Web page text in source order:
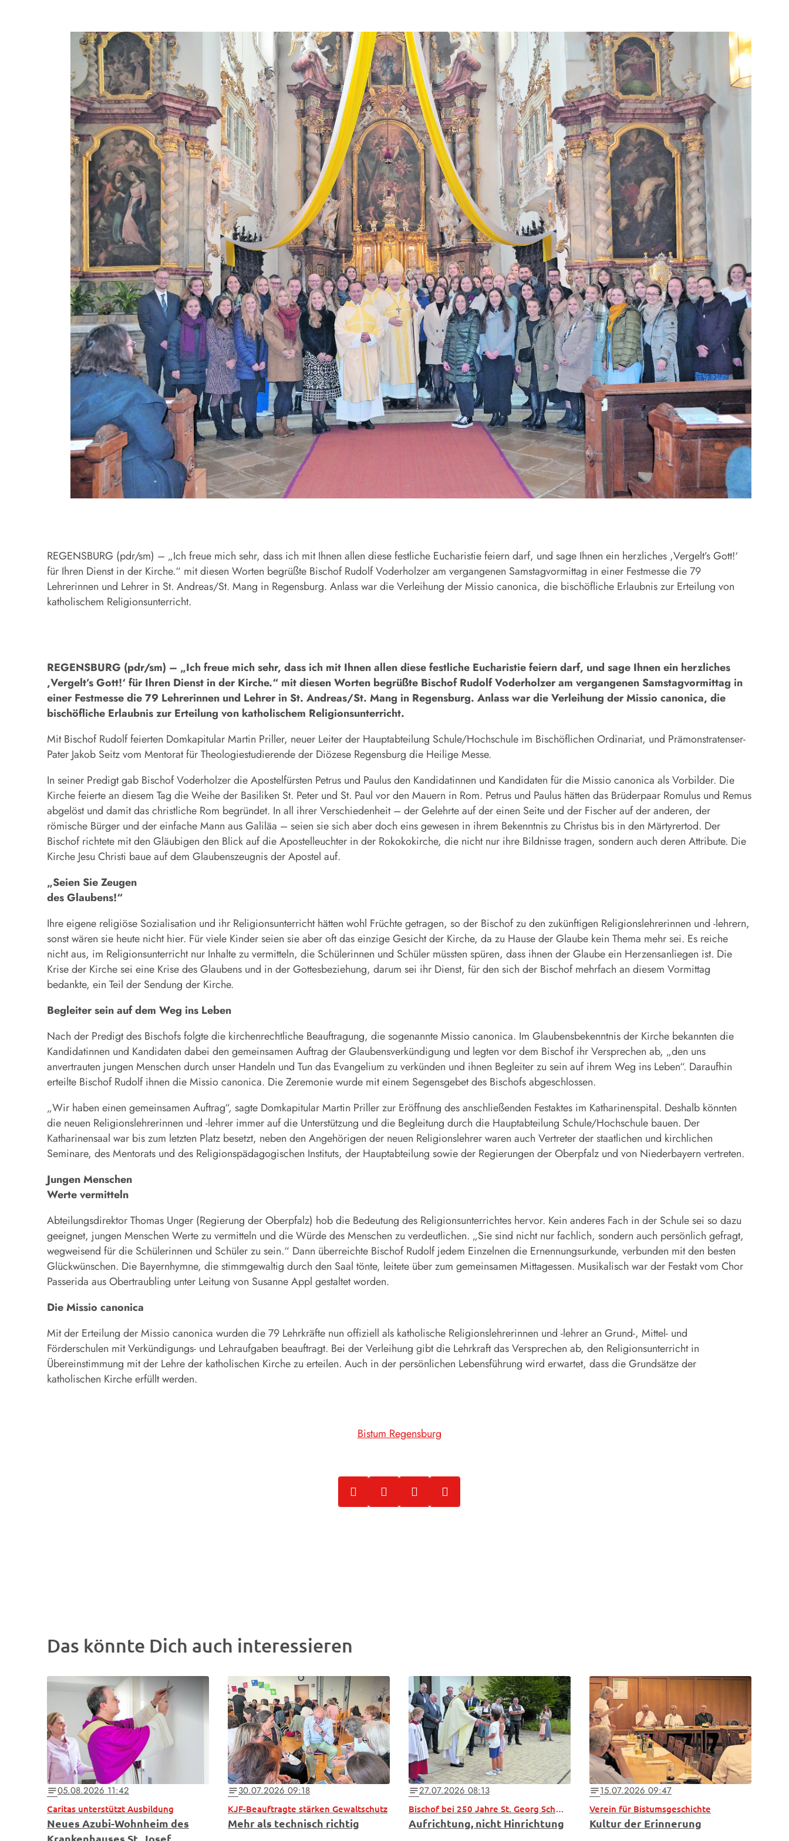
REGENSBURG (pdr/sm) – „Ich freue mich sehr, dass ich mit Ihnen allen diese festliche Eucharistie feiern darf, und sage Ihnen ein herzliches ,Vergelt’s Gott!‘
für Ihren Dienst in der Kirche.“ mit diesen Worten begrüßte Bischof Rudolf Voderholzer am vergangenen Samstagvormittag in einer Festmesse die 79
Lehrerinnen und Lehrer in St. Andreas/St. Mang in Regensburg. Anlass war die Verleihung der Missio canonica, die bischöfliche Erlaubnis zur Erteilung von
katholischem Religionsunterricht.
REGENSBURG (pdr/sm) – „Ich freue mich sehr, dass ich mit Ihnen allen diese festliche Eucharistie feiern darf, und sage Ihnen ein herzliches
,Vergelt’s Gott!‘ für Ihren Dienst in der Kirche.“ mit diesen Worten begrüßte Bischof Rudolf Voderholzer am vergangenen Samstagvormittag in
einer Festmesse die 79 Lehrerinnen und Lehrer in St. Andreas/St. Mang in Regensburg. Anlass war die Verleihung der Missio canonica, die
bischöfliche Erlaubnis zur Erteilung von katholischem Religionsunterricht.
Mit Bischof Rudolf feierten Domkapitular Martin Priller, neuer Leiter der Hauptabteilung Schule/Hochschule im Bischöflichen Ordinariat, und Prämonstratenser-
Pater Jakob Seitz vom Mentorat für Theologiestudierende der Diözese Regensburg die Heilige Messe.
In seiner Predigt gab Bischof Voderholzer die Apostelfürsten Petrus und Paulus den Kandidatinnen und Kandidaten für die Missio canonica als Vorbilder. Die
Kirche feierte an diesem Tag die Weihe der Basiliken St. Peter und St. Paul vor den Mauern in Rom. Petrus und Paulus hätten das Brüderpaar Romulus und Remus
abgelöst und damit das christliche Rom begründet. In all ihrer Verschiedenheit – der Gelehrte auf der einen Seite und der Fischer auf der anderen, der
römische Bürger und der einfache Mann aus Galiläa – seien sie sich aber doch eins gewesen in ihrem Bekenntnis zu Christus bis in den Märtyrertod. Der
Bischof richtete mit den Gläubigen den Blick auf die Apostel­leuchter in der Rokokokirche, die nicht nur ihre Bildnisse tragen, sondern auch deren Attribute. Die
Kirche Jesu Christi baue auf dem Glaubenszeugnis der Apostel auf.
„Seien Sie Zeugen
des Glaubens!“
Ihre eigene religiöse Sozialisation und ihr Religionsunterricht hätten wohl Früchte getragen, so der Bischof zu den zukünftigen Religionslehrerinnen und -lehrern,
sonst wären sie heute nicht hier. Für viele Kinder seien sie aber oft das einzige Gesicht der Kirche, da zu Hause der Glaube kein Thema mehr sei. Es reiche
nicht aus, im Religionsunterricht nur Inhalte zu vermitteln, die Schülerinnen und Schüler müssten spüren, dass ihnen der Glaube ein Herzensanliegen ist. Die
Krise der Kirche sei eine Krise des Glaubens und in der Gottesbeziehung, darum sei ihr Dienst, für den sich der Bischof mehrfach an diesem Vormittag
bedankte, ein Teil der Sendung der Kirche.
Begleiter sein auf dem Weg ins Leben
Nach der Predigt des Bischofs folgte die kirchenrechtliche Beauftragung, die sogenannte Missio canonica. Im Glaubensbekenntnis der Kirche bekannten die
Kandidatinnen und Kandidaten dabei den gemeinsamen Auftrag der Glaubensverkündigung und legten vor dem Bischof ihr Versprechen ab, „den uns
anvertrauten jungen Menschen durch unser Handeln und Tun das Evangelium zu verkünden und ihnen Begleiter zu sein auf ihrem Weg ins Leben“. Daraufhin
erteilte Bischof Rudolf ihnen die Missio canonica. Die Zeremonie wurde mit einem Segensgebet des Bischofs abgeschlossen.
„Wir haben einen gemeinsamen Auftrag“, sagte Domkapitular Martin Priller zur Eröffnung des anschließenden Festaktes im Katharinenspital. Deshalb könnten
die neuen Religionslehrerinnen und -lehrer immer auf die Unterstützung und die Begleitung durch die Hauptabteilung Schule/Hochschule bauen. Der
Katharinensaal war bis zum letzten Platz besetzt, neben den Angehörigen der neuen Religionslehrer waren auch Vertreter der staatlichen und kirchlichen
Seminare, des Mentorats und des Religionspädagogischen Instituts, der Hauptabteilung sowie der Regierungen der Oberpfalz und von Niederbayern vertreten.
Jungen Menschen
Werte vermitteln
Abteilungsdirektor Thomas Unger (Regierung der Oberpfalz) hob die Bedeutung des Religionsunterrichtes hervor. Kein anderes Fach in der Schule sei so dazu
geeignet, jungen Menschen Werte zu vermitteln und die Würde des Menschen zu verdeutlichen. „Sie sind nicht nur fachlich, sondern auch persönlich gefragt,
wegweisend für die Schülerinnen und Schüler zu sein.“ Dann überreichte Bischof Rudolf jedem Einzelnen die Ernennungsurkunde, verbunden mit den besten
Glückwünschen. Die Bayernhymne, die stimmgewaltig durch den Saal tönte, leitete über zum gemeinsamen Mittagessen. Musikalisch war der Festakt vom Chor
Passerida aus Obertraubling unter Leitung von Susanne Appl gestaltet worden.
Die Missio canonica
Mit der Erteilung der Missio canonica wurden die 79 Lehrkräfte nun offiziell als katholische Religionslehrerinnen und -lehrer an Grund-, Mittel- und
Förderschulen mit Verkündigungs- und Lehraufgaben beauftragt. Bei der Verleihung gibt die Lehrkraft das Versprechen ab, den Religionsunterricht in
Übereinstimmung mit der Lehre der katholischen Kirche zu erteilen. Auch in der persönlichen Lebensführung wird erwartet, dass die Grundsätze der
katholischen Kirche erfüllt werden.
Bistum Regensburg
Das könnte Dich auch interessieren
notes05.08.2026 11:42
Caritas unterstützt Ausbildung
Neues Azubi-Wohnheim des
Krankenhauses St. Josef
notes30.07.2026 09:18
KJF-Beauftragte stärken Gewaltschutz
Mehr als technisch richtig
notes27.07.2026 08:13
Bischof bei 250 Jahre St. Georg Schwabelweis
Aufrichtung, nicht Hinrichtung
notes15.07.2026 09:47
Verein für Bistumsgeschichte
Kultur der Erinnerung